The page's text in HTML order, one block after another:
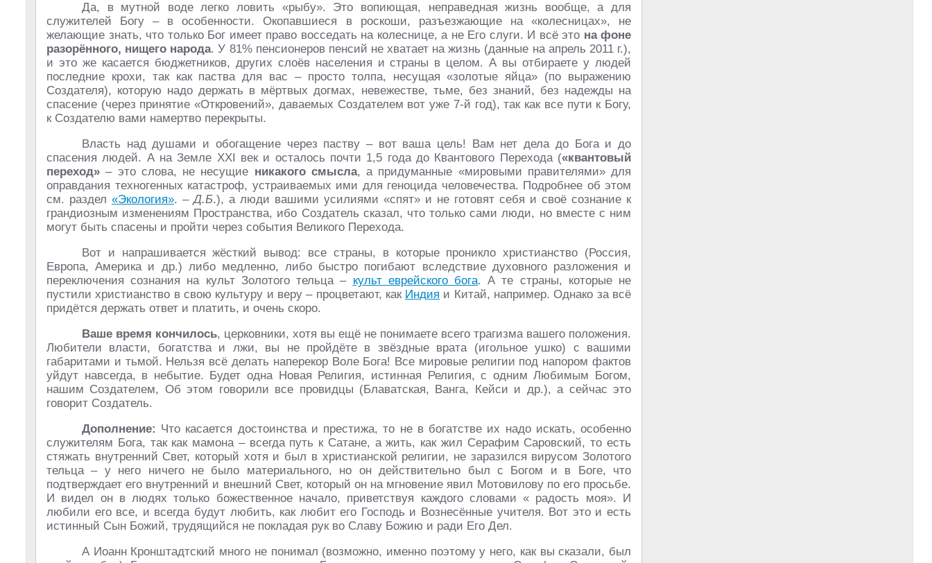
Да, в мутной воде легко ловить «рыбу». Это вопиющая, неправедная жизнь вообще, а для
служителей Богу – в особенности. Окопавшиеся в роскоши, разъезжающие на «колесницах», не
желающие знать, что только Бог имеет право восседать на колеснице, а не Его слуги. И всё это на фоне
разорённого, нищего народа. У 81% пенсионеров пенсий не хватает на жизнь (данные на апрель 2011 г.),
и это же касается бюджетников, других слоёв населения и страны в целом. А вы отбираете у людей
последние крохи, так как паства для вас – просто толпа, несущая «золотые яйца» (по выражению
Создателя), которую надо держать в мёртвых догмах, невежестве, тьме, без знаний, без надежды на
спасение (через принятие «Откровений», даваемых Создателем вот уже 7-й год), так как все пути к Богу,
к Создателю вами намертво перекрыты.
Власть над душами и обогащение через паству – вот ваша цель! Вам нет дела до Бога и до
спасения людей. А на Земле ХХI век и осталось почти 1,5 года до Квантового Перехода («квантовый
переход» – это слова, не несущие никакого смысла, а придуманные «мировыми правителями» для
оправдания техногенных катастроф, устраиваемых ими для геноцида человечества. Подробнее об этом
см. раздел «Экология». –Д.Б.), а люди вашими усилиями «спят» и не готовят себя и своё сознание к
грандиозным изменениям Пространства, ибо Создатель сказал, что только сами люди, но вместе с ним
могут быть спасены и пройти через события Великого Перехода.
Вот и напрашивается жёсткий вывод: все страны, в которые проникло христианство (Россия,
Европа, Америка и др.) либо медленно, либо быстро погибают вследствие духовного разложения и
переключения сознания на культ Золотого тельца – культ еврейского бога. А те страны, которые не
пустили христианство в свою культуру и веру – процветают, как Индия и Китай, например. Однако за всё
придётся держать ответ и платить, и очень скоро.
Ваше время кончилось, церковники, хотя вы ещё не понимаете всего трагизма вашего положения.
Любители власти, богатства и лжи, вы не пройдёте в звёздные врата (игольное ушко) с вашими
габаритами и тьмой. Нельзя всё делать наперекор Воле Бога! Все мировые религии под напором фактов
уйдут навсегда, в небытие. Будет одна Новая Религия, истинная Религия, с одним Любимым Богом,
нашим Создателем, Об этом говорили все провидцы (Блаватская, Ванга, Кейси и др.), а сейчас это
говорит Создатель.
Дополнение: Что касается достоинства и престижа, то не в богатстве их надо искать, особенно
служителям Бога, так как мамона – всегда путь к Сатане, а жить, как жил Серафим Саровский, то есть
стяжать внутренний Свет, который хотя и был в христианской религии, не заразился вирусом Золотого
тельца – у него ничего не было материального, но он действительно был с Богом и в Боге, что
подтверждает его внутренний и внешний Свет, который он на мгновение явил Мотовилову по его просьбе.
И видел он в людях только божественное начало, приветствуя каждого словами « радость моя». И
любили его все, и всегда будут любить, как любит его Господь и Вознесённые учителя. Вот это и есть
истинный Сын Божий, трудящийся не покладая рук во Славу Божию и ради Его Дел.
А Иоанн Кронштадтский много не понимал (возможно, именно поэтому у него, как вы сказали, был